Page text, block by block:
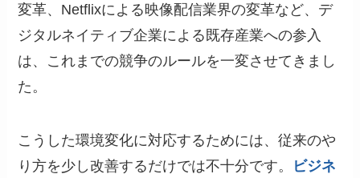
変革、Netflixによる映像配信業界の変革など、デ
ジタルネイティブ企業による既存産業への参入
は、これまでの競争のルールを一変させてきまし
た。
こうした環境変化に対応するためには、従来のや
り方を少し改善するだけでは不十分です。
ビジネ